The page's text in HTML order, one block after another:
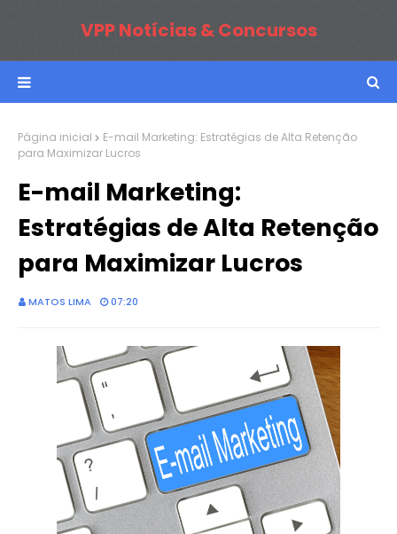
VPP Notícias & Concursos
Página inicial
E-mail Marketing: Estratégias de Alta Retenção
para Maximizar Lucros
E-mail Marketing:
Estratégias de Alta Retenção
para Maximizar Lucros
MATOS LIMA 07:20